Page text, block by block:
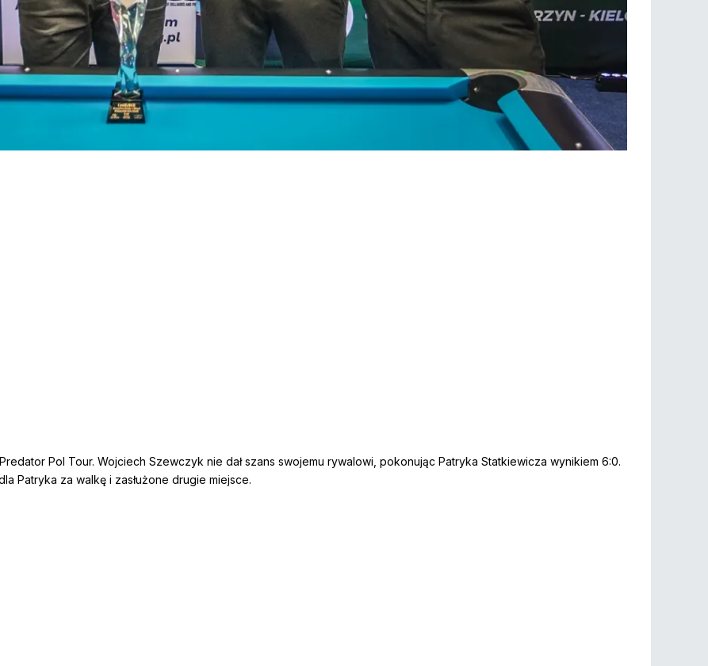
Pol Tour. Wojciech Szewczyk nie dał szans swojemu rywalowi, pokonując Patryka Statkiewicza wynikiem 6:0.
Patryka za walkę i zasłużone drugie miejsce.